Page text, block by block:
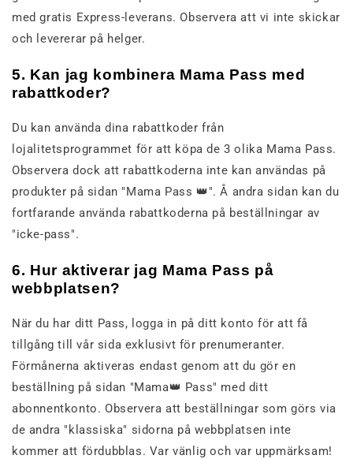
med gratis Express-leverans. Observera att vi inte skickar
och levererar på helger.
5. Kan jag kombinera Mama Pass med
rabattkoder?
Du kan använda dina rabattkoder från
lojalitetsprogrammet för att köpa de 3 olika Mama Pass.
Observera dock att rabattkoderna inte kan användas på
produkter på sidan "Mama Pass 👑". Å andra sidan kan du
fortfarande använda rabattkoderna på beställningar av
"icke-pass".
6. Hur aktiverar jag Mama Pass på
webbplatsen?
När du har ditt Pass, logga in på ditt konto för att få
tillgång till vår sida exklusivt för prenumeranter.
Förmånerna aktiveras endast genom att du gör en
beställning på sidan "Mama👑 Pass" med ditt
abonnentkonto. Observera att beställningar som görs via
de andra "klassiska" sidorna på webbplatsen inte
kommer att fördubblas. Var vänlig och var uppmärksam!